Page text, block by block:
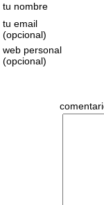
tu nombre
tu email
(opcional)
web personal
(opcional)